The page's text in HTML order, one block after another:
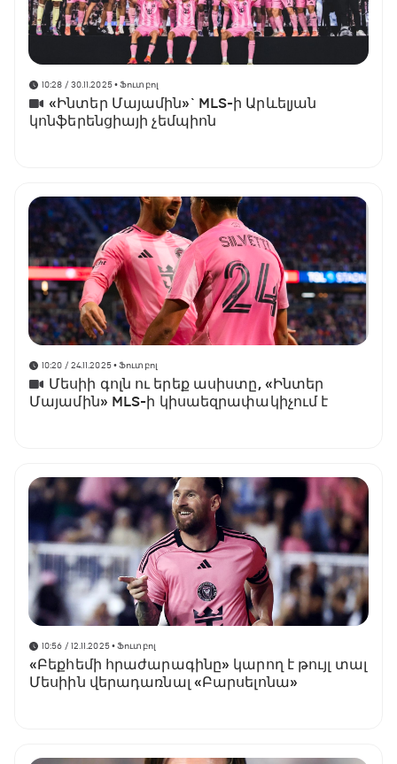
10:28 / 30.11.2025• Ֆուտբոլ
«Ինտեր Մայամին»` MLS-ի Արևելյան
կոնֆերենցիայի չեմպիոն
10:20 / 24.11.2025• Ֆուտբոլ
Մեսիի գոլն ու երեք ասիստը, «Ինտեր
Մայամին» MLS-ի կիսաեզրափակիչում է
10:56 / 12.11.2025• Ֆուտբոլ
«Բեքհեմի հրաժարագինը» կարող է թույլ տալ
Մեսիին վերադառնալ «Բարսելոնա»